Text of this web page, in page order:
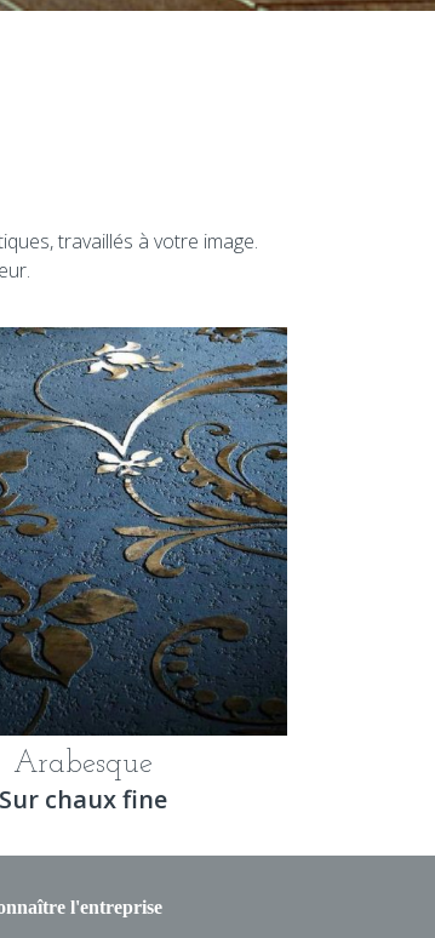
travaillés à votre image.
Arabesque
Sur chaux fine
l'entreprise